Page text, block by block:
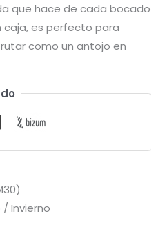
que hace de cada bocado
caja, es perfecto para
como un antojo en
Invierno